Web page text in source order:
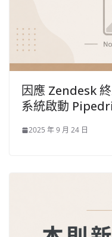
因應 Zendesk
系統啟動
2025 年 9 月 24 日